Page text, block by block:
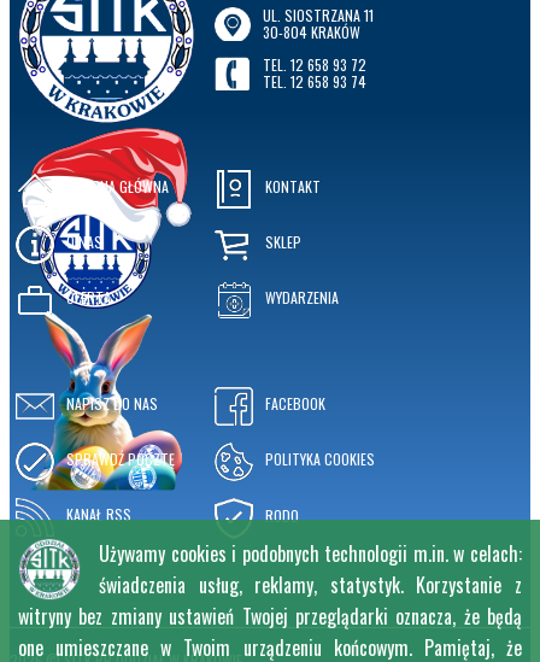
UL. SIOSTRZANA 11
30-804 KRAKÓW
TEL. 12 658 93 72
TEL. 12 658 93 74
STRONA GŁÓWNA
O NAS
OFERTA
KONTAKT
SKLEP
WYDARZENIA
NAPISZ DO NAS
SPRAWDŹ POCZTĘ
KANAŁ RSS
FACEBOOK
POLITYKA COOKIES
RODO
Używamy cookies i podobnych technologii m.in. w celach:
świadczenia usług, reklamy, statystyk. Korzystanie z
witryny bez zmiany ustawień Twojej przeglądarki oznacza, że będą
one umieszczane w Twoim urządzeniu końcowym. Pamiętaj, że